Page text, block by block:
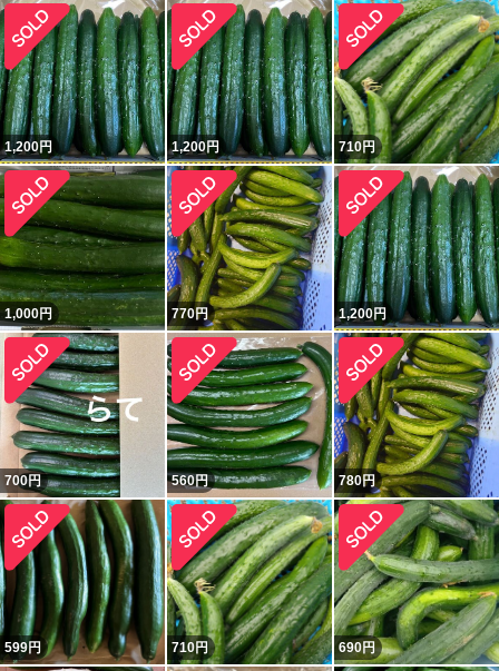
1,200円 1,200円 710円
1,000円 770円 1,200円
700円 560円 780円
599円 710円 690円